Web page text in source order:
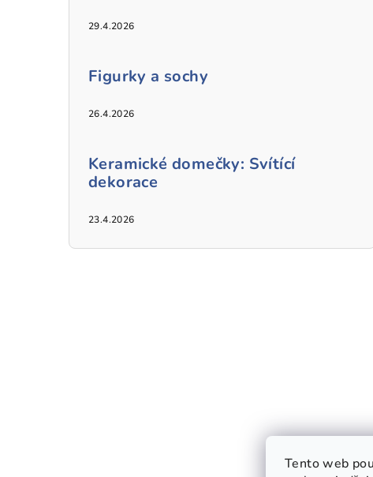
Tento web
29.4.2026
Figurky a sochy
26.4.2026
Keramické domečky: Svítící
dekorace
23.4.2026